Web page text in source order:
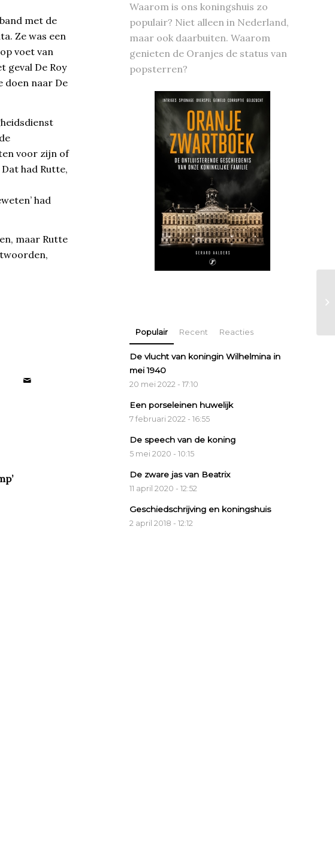
met de
Ze was een
voet van
geval De Roy
doen naar De
voor zijn of
had Rutte,
had
maar Rutte
Waarom is ons koningshuis zo
populair? Niet alleen in Nederland,
maar ook daarbuiten. Waarom
genieten de Oranjes de status van
popsterren?
Populair Recent Reacties
De vlucht van koningin Wilhelmina in
mei 1940
20 mei 2022 - 17:10
Een porseleinen huwelijk
7 februari 2022 - 16:55
De speech van de koning
5 mei 2020 - 10:15
De zware jas van Beatrix
11 april 2020 - 12:52
Geschiedschrijving en koningshuis
2 april 2018 - 12:12